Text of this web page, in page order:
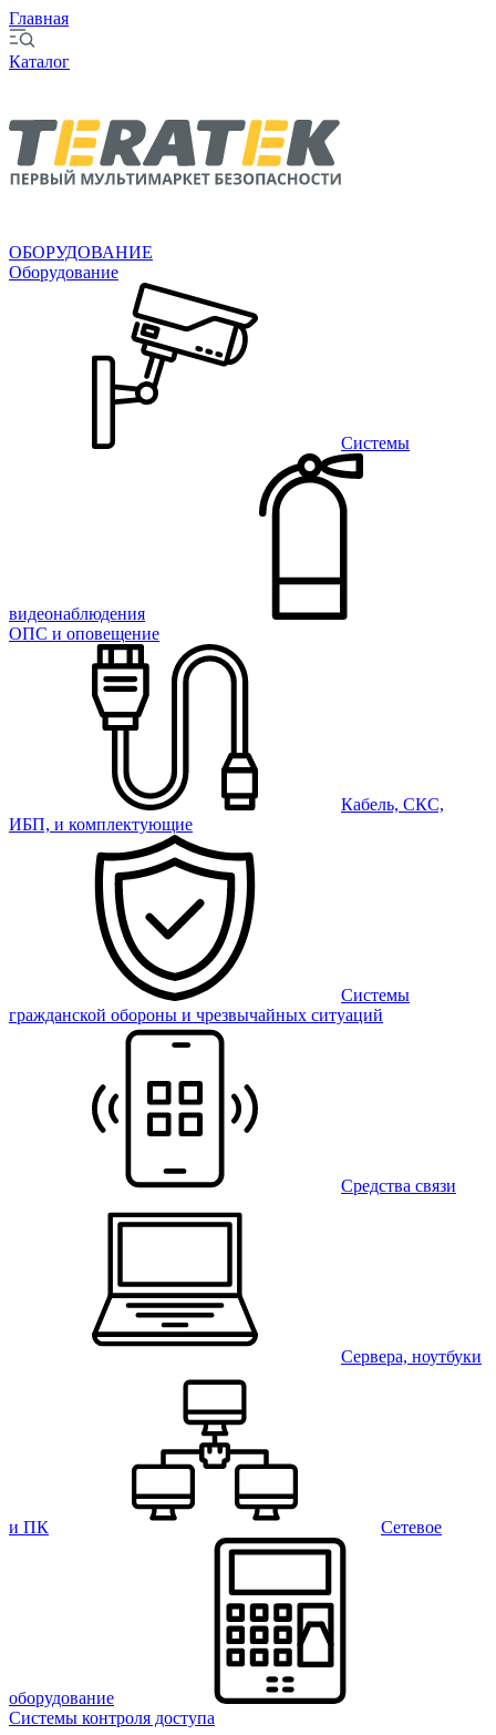
Главная
Каталог
ОБОРУДОВАНИЕ
Оборудование
Системы
видеонаблюдения
ОПС и оповещение
Кабель, СКС,
ИБП, и комплектующие
Системы
гражданской обороны и чрезвычайных ситуаций
Средства связи
Сервера, ноутбуки
и ПК Сетевое
оборудование
Системы контроля доступа